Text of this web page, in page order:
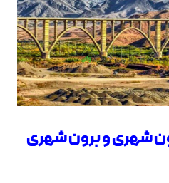
شهری و برون شهری